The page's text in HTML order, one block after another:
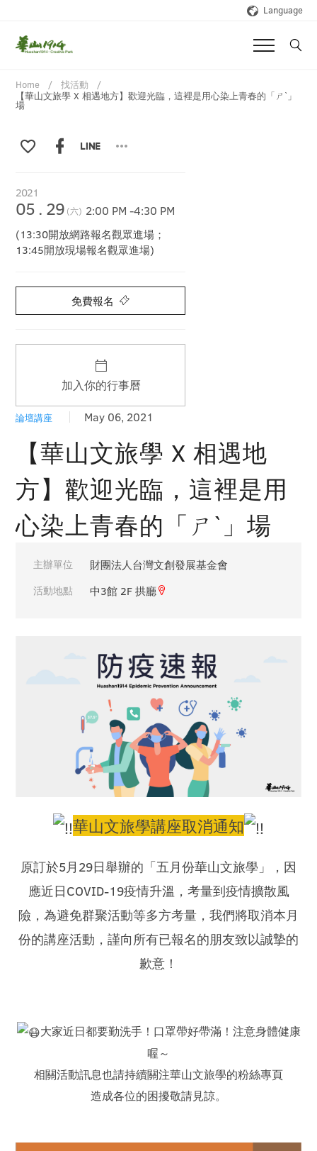
Language
Home
找活動
【華山文旅學 X 相遇地方】歡迎光臨，這裡是用心染上青春的「ㄕˋ」
場
2021
05 . 29 (六) 2:00 PM-4:30 PM
(13:30開放網路報名觀眾進場；
13:45開放現場報名觀眾進場)
加入你的行事曆
論壇講座 May 06, 2021
【華山文旅學 X 相遇地
方】歡迎光臨，這裡是用
心染上青春的「ㄕˋ」場
主辦單位 財團法人台灣文創發展基金會
活動地點 中3館 2F 拱廳
華山文旅學講座取消通知
原訂於5月29日舉辦的「五月份華山文旅學」，因
應近日COVID-19疫情升溫，考量到疫情擴散風
險，為避免群聚活動等多方考量，我們將取消本月
份的講座活動，謹向所有已報名的朋友致以誠摯的
歉意！
大家近日都要勤洗手！口罩帶好帶滿！注意身體健康
喔～
相關活動訊息也請持續關注華山文旅學的粉絲專頁
造成各位的困擾敬請見諒。